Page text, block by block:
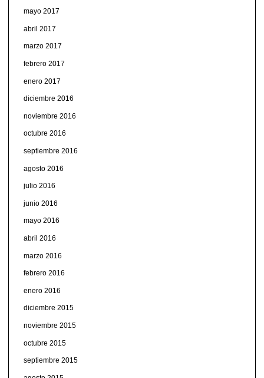
mayo 2017
abril 2017
marzo 2017
febrero 2017
enero 2017
diciembre 2016
noviembre 2016
octubre 2016
septiembre 2016
agosto 2016
julio 2016
junio 2016
mayo 2016
abril 2016
marzo 2016
febrero 2016
enero 2016
diciembre 2015
noviembre 2015
octubre 2015
septiembre 2015